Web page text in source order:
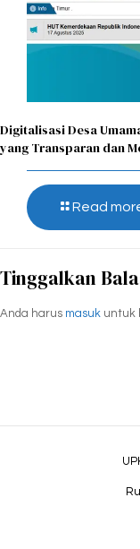
Digitalisasi Desa
yang Transparan dan
Read
Tinggalkan
Anda harus masuk untuk